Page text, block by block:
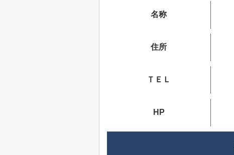
名称
住所
ＴＥＬ
HP